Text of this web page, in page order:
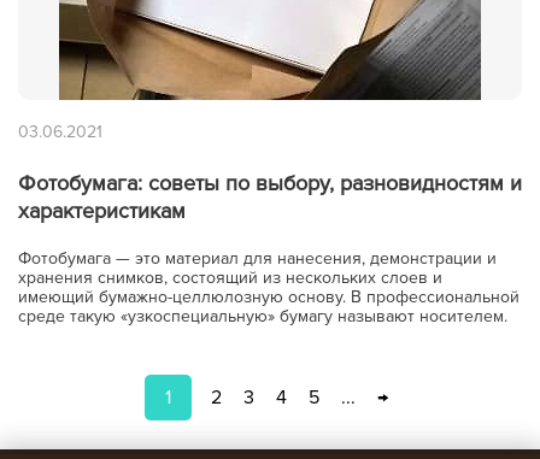
03.06.2021
Фотобумага: советы по выбору, разновидностям и
характеристикам
Фотобумага — это материал для нанесения, демонстрации и
хранения снимков, состоящий из нескольких слоев и
имеющий бумажно-целлюлозную основу. В профессиональной
среде такую «узкоспециальную» бумагу называют носителем.
1 2 3 4 5 ... →